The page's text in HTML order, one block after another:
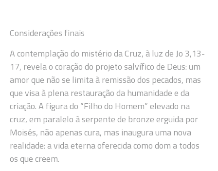
Considerações finais
A contemplação do mistério da Cruz, à luz de Jo 3,13-
17, revela o coração do projeto salvífico de Deus: um
amor que não se limita à remissão dos pecados, mas
que visa à plena restauração da humanidade e da
criação. A figura do “Filho do Homem” elevado na
cruz, em paralelo à serpente de bronze erguida por
Moisés, não apenas cura, mas inaugura uma nova
realidade: a vida eterna oferecida como dom a todos
os que creem.